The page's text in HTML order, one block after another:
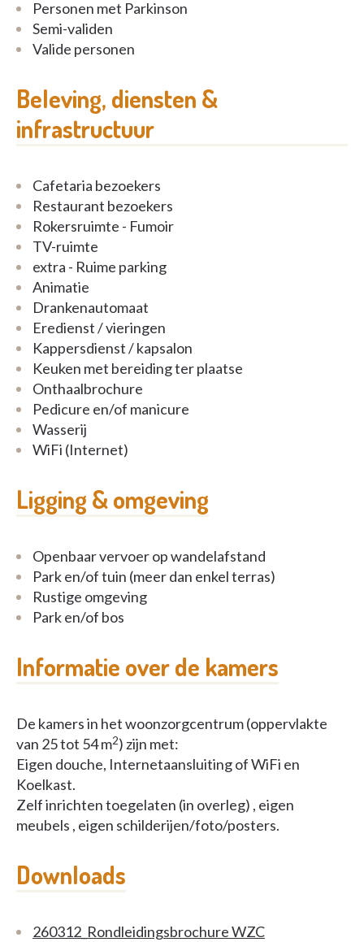
Voor meer foto's, zie onze website:
www.vinkenbosch.be
Personen met Parkinson
Semi-validen
Valide personen
Beleving, diensten &
infrastructuur
Cafetaria bezoekers
Restaurant bezoekers
Rokersruimte - Fumoir
TV-ruimte
extra - Ruime parking
Animatie
Drankenautomaat
Eredienst / vieringen
Kappersdienst / kapsalon
Keuken met bereiding ter plaatse
Onthaalbrochure
Pedicure en/of manicure
Wasserij
WiFi (Internet)
Ligging & omgeving
Openbaar vervoer op wandelafstand
Park en/of tuin (meer dan enkel terras)
Rustige omgeving
Park en/of bos
Informatie over de kamers
De kamers in het woonzorgcentrum (oppervlakte
van 25 tot 54 m2) zijn met:
Eigen douche, Internetaansluiting of WiFi en
Koelkast.
Zelf inrichten toegelaten (in overleg) , eigen
meubels , eigen schilderijen/foto/posters.
Downloads
260312_Rondleidingsbrochure WZC